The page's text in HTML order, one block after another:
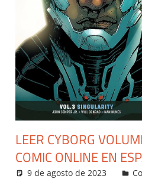
LEER CYBORG
COMIC ONLINE EN
9 de agosto de 2023